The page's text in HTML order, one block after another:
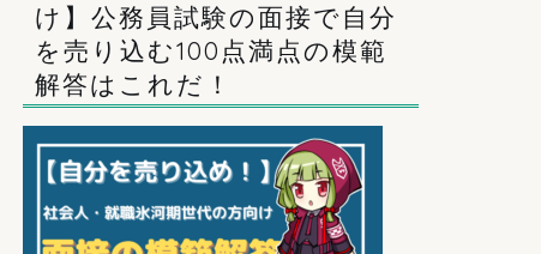
け】公務員試験の面接で自分
を売り込む100点満点の模範
解答はこれだ！